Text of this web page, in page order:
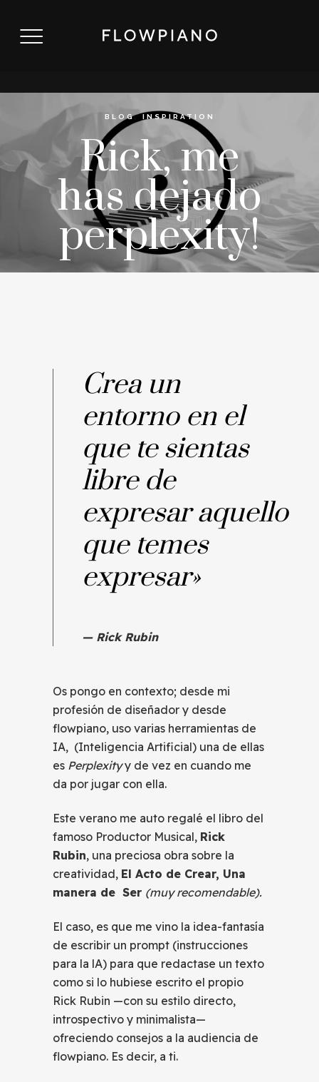
BLOG, INSPIRATION
Rick, me
has dejado
perplexity!
Crea un
entorno en el
que te sientas
libre de
expresaraquello
que temes
expresar»
— Rick Rubin
Os pongo en contexto; desde mi
profesión de diseñador y desde
flowpiano, uso varias herramientas de
IA, (Inteligencia Artificial) una de ellas
es Perplexityy de vez en cuando me
da por jugar con ella.
Este verano me auto regalé el libro del
famoso Productor Musical, Rick
Rubin, una preciosa obra sobre la
creatividad, El Acto de Crear, Una
manera de Ser (muy recomendable).
El caso, es que me vino la idea-fantasía
de escribir un prompt (instrucciones
para la lA) para que redactase un texto
como si lo hubiese escrito el propio
Rick Rubin —con su estilo directo,
introspectivo y minimalista—
ofreciendo consejos a la audiencia de
flowpiano. Es decir, a ti.